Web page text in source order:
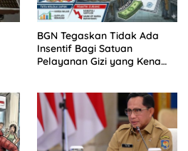
BGN Tegaskan Tidak Ada
Insentif Bagi Satuan
Pelayanan Gizi yang Kena